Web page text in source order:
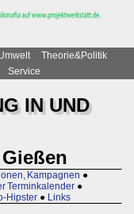
Theorie&Politik
Service
IN UND
Kampagnen ●
Terminkalender ●
Hipster ● Links